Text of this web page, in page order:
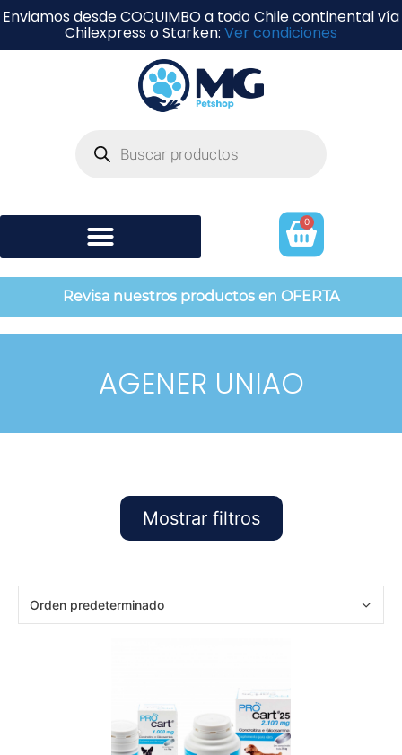
Enviamos desde COQUIMBO a todo Chile continental vía
Chilexpress o Starken: Ver condiciones
0
Revisa nuestros productos en OFERTA
AGENER UNIAO
Mostrar filtros